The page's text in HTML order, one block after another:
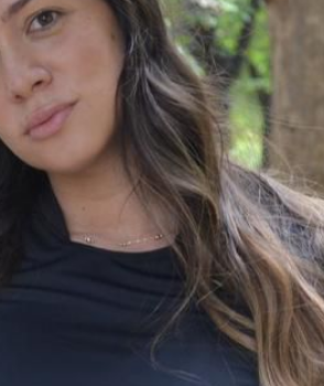
κοντά στη θάλασσα
χώρο στον
της Πόλης